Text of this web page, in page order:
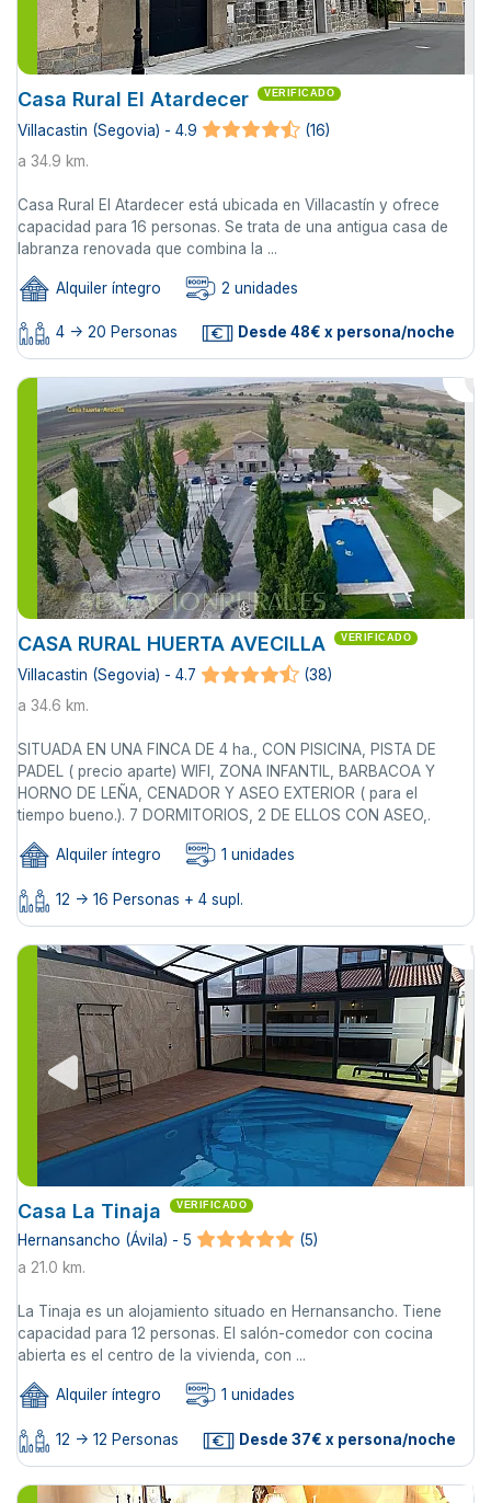
Casa Rural El Atardecer VERIFICADO
Villacastin (Segovia) - 4.9
(16)
a 34.9 km.
Casa Rural El Atardecer está ubicada en Villacastín y ofrece
capacidad para 16 personas. Se trata de una antigua casa de
labranza renovada que combina la ...
Alquiler íntegro 2 unidades
4 -> 20 Personas Desde 48€ x persona/noche
CASA RURAL HUERTA AVECILLA VERIFICADO
Villacastin (Segovia) - 4.7
(38)
a 34.6 km.
SITUADA EN UNA FINCA DE 4 ha., CON PISICINA, PISTA DE
PADEL ( precio aparte) WIFI, ZONA INFANTIL, BARBACOA Y
HORNO DE LEÑA, CENADOR Y ASEO EXTERIOR ( para el
tiempo bueno.). 7 DORMITORIOS, 2 DE ELLOS CON ASEO,.
Alquiler íntegro 1 unidades
12 -> 16 Personas + 4 supl.
Casa La Tinaja VERIFICADO
Hernansancho (Ávila) - 5
(5)
a 21.0 km.
La Tinaja es un alojamiento situado en Hernansancho. Tiene
capacidad para 12 personas. El salón-comedor con cocina
abierta es el centro de la vivienda, con ...
Alquiler íntegro 1 unidades
12 -> 12 Personas Desde 37€ x persona/noche